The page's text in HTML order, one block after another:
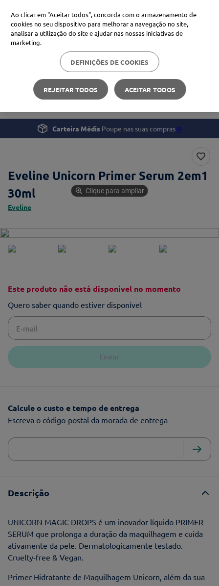
Procure no Marketplace Médis
Pesquisas mais comuns
xiaomi
4º cerave
Beleza e Cuidado pessoal
Eveline Unicorn Primer Serum 2em1 30ml
Carteira Médis Poupe nas suas compras🪙
Eveline Unicorn Primer Serum 2em1
30ml
Eveline
Clique para ampliar
Este produto não está disponível no momento
Quero saber quando estiver disponível
Enviar
Calcule o custo e tempo de entrega
Escreva o código-postal da morada de entrega
Descrição
UNICORN MAGIC DROPS é um inovador líquido PRIMER-
SERUM que prolonga a duração da maquilhagem e cuida
ativamente da pele. Dermatologicamente testado.
Cruelty-free & Vegan.
Primer Hidratante de Maquilhagem Unicorn, além da sua
Ao clicar em "Aceitar todos", concorda com o armazenamento de
cookies no seu dispositivo para melhorar a navegação no site,
analisar a utilização do site e ajudar nas nossas iniciativas de
marketing.
DEFINIÇÕES DE COOKIES
REJEITAR TODOS ACEITAR TODOS